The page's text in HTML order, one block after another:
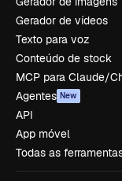
Gerador de vídeos
Texto para voz
Conteúdo de stock
MCP para Claude/
Agentes New
API
App móvel
Todas as